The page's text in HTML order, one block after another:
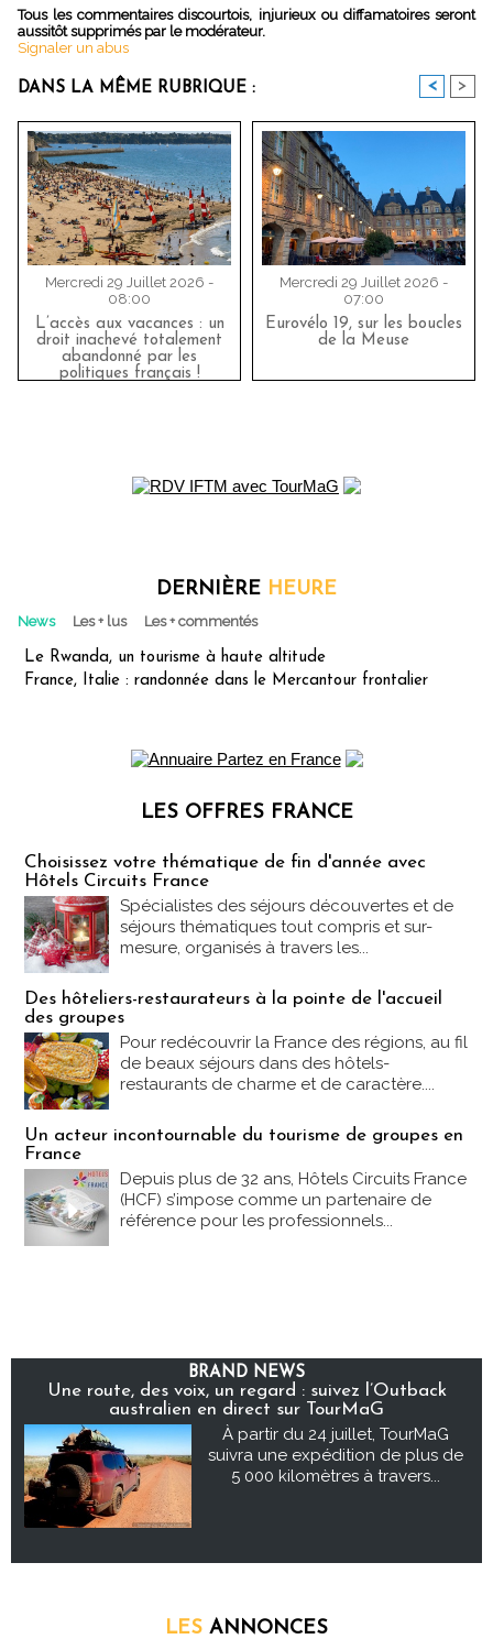
Tous les commentaires discourtois, injurieux ou diffamatoires seront
aussitôt supprimés par le modérateur.
Signaler un abus
DANS LA MÊME RUBRIQUE : < >
Mercredi 29 Juillet 2026 -
08:00
L’accès aux vacances : un
droit inachevé totalement
abandonné par les
politiques français !
Mercredi 29 Juillet 2026 -
07:00
Eurovélo 19, sur les boucles
de la Meuse
DERNIÈRE HEURE
News Les + lus Les + commentés
Le Rwanda, un tourisme à haute altitude
France, Italie : randonnée dans le Mercantour frontalier
LES OFFRES FRANCE
Choisissez votre thématique de fin d'année avec
Hôtels Circuits France
Spécialistes des séjours découvertes et de
séjours thématiques tout compris et sur-
mesure, organisés à travers les...
Des hôteliers-restaurateurs à la pointe de l'accueil
des groupes
Pour redécouvrir la France des régions, au fil
de beaux séjours dans des hôtels-
restaurants de charme et de caractère....
Un acteur incontournable du tourisme de groupes en
France
Depuis plus de 32 ans, Hôtels Circuits France
(HCF) s’impose comme un partenaire de
référence pour les professionnels...
BRAND NEWS
Une route, des voix, un regard : suivez l’Outback
australien en direct sur TourMaG
À partir du 24 juillet, TourMaG
suivra une expédition de plus de
5 000 kilomètres à travers...
LES ANNONCES